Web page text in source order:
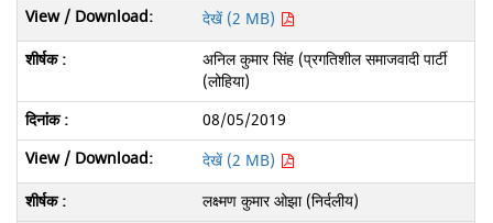
देखें (2 MB)
अनिल कुमार सिंह (प्रगतिशील समाजवादी पार्टी
(लोहिया)
08/05/2019
देखें (2 MB)
लक्ष्मण कुमार ओझा (निर्दलीय)